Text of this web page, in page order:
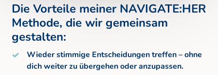
Die Vorteile meiner NAVIGATE:HER
Methode, die wir gemeinsam
gestalten:
Wieder stimmige Entscheidungen treffen – ohne
dich weiter zu übergehen oder anzupassen.